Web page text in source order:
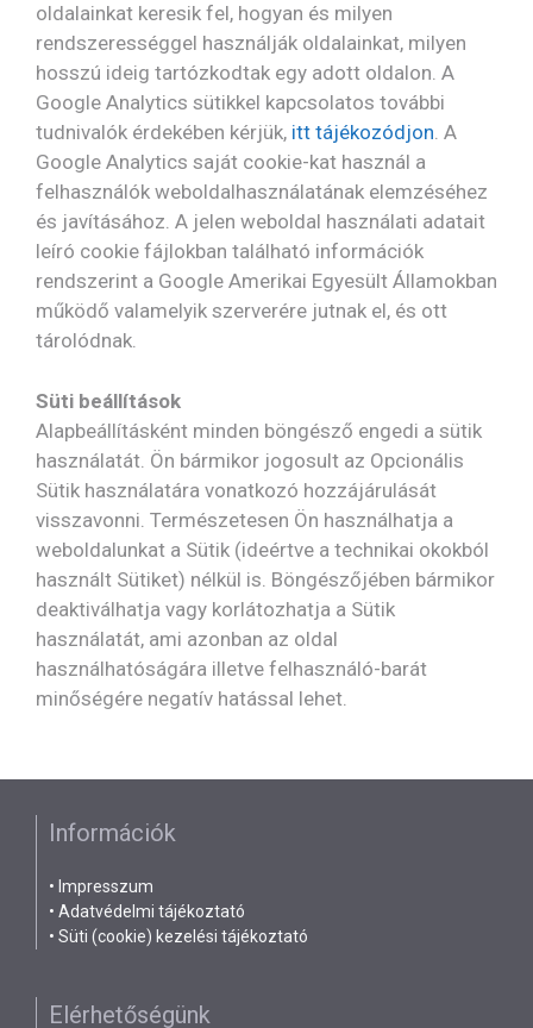
oldalainkat keresik fel, hogyan és milyen
rendszerességgel használják oldalainkat, milyen
hosszú ideig tartózkodtak egy adott oldalon. A
Google Analytics sütikkel kapcsolatos további
tudnivalók érdekében kérjük, itt tájékozódjon. A
Google Analytics saját cookie-kat használ a
felhasználók weboldalhasználatának elemzéséhez
és javításához. A jelen weboldal használati adatait
leíró cookie fájlokban található információk
rendszerint a Google Amerikai Egyesült Államokban
működő valamelyik szerverére jutnak el, és ott
tárolódnak.
Süti beállítások
Alapbeállításként minden böngésző engedi a sütik
használatát. Ön bármikor jogosult az Opcionális
Sütik használatára vonatkozó hozzájárulását
visszavonni. Természetesen Ön használhatja a
weboldalunkat a Sütik (ideértve a technikai okokból
használt Sütiket) nélkül is. Böngészőjében bármikor
deaktiválhatja vagy korlátozhatja a Sütik
használatát, ami azonban az oldal
használhatóságára illetve felhasználó-barát
minőségére negatív hatással lehet.
Információk
• Impresszum
• Adatvédelmi tájékoztató
• Süti (cookie) kezelési tájékoztató
Elérhetőségünk